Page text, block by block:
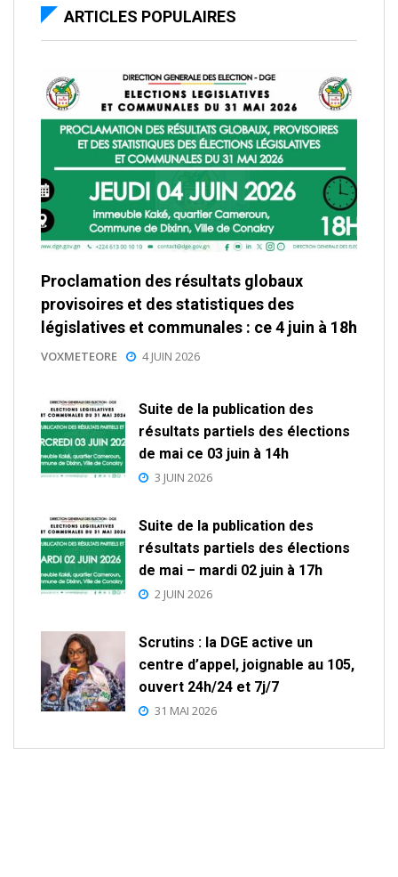
ARTICLES POPULAIRES
Proclamation des résultats globaux
provisoires et des statistiques des
législatives et communales : ce 4 juin à 18h
VOXMETEORE 4 JUIN 2026
Suite de la publication des
résultats partiels des élections
de mai ce 03 juin à 14h
3 JUIN 2026
Suite de la publication des
résultats partiels des élections
de mai – mardi 02 juin à 17h
2 JUIN 2026
Scrutins : la DGE active un
centre d’appel, joignable au 105,
ouvert 24h/24 et 7j/7
31 MAI 2026